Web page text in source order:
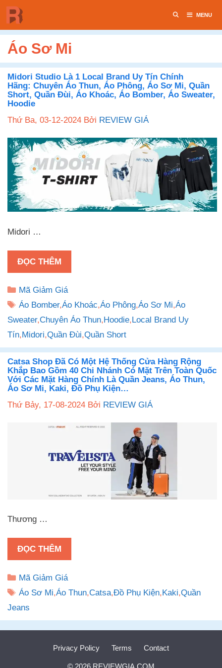
Chuyển
đến
nội
dung
MENU
Áo Sơ Mi
Midori Studio Là 1 Local Brand Uy Tín Chính
Hãng: Chuyên Áo Thun, Áo Phông, Áo Sơ Mi, Quần
Short, Quần Đùi, Áo Khoác, Áo Bomber, Áo Sweater,
Hoodie
Thứ Ba, 03-12-2024 Bởi REVIEW GIÁ
Midori …
ĐỌC THÊM
Danh
mục
Mã Giảm Giá
Thẻ
Áo Bomber,Áo Khoác,Áo Phông,Áo Sơ Mi,Áo
Sweater,Chuyên Áo Thun, Hoodie, Local Brand Uy
Tín,Midori,Quần Đùi,Quần Short
Catsa Shop Đã Có Một Hệ Thống Cửa Hàng Rộng
Khắp Bao Gồm 40 Chi Nhánh Có Mặt Trên Toàn Quốc
Với Các Mặt Hàng Chính Là Quần Jeans, Áo Thun,
Áo Sơ Mi, Kaki, Đồ Phụ Kiện…
Thứ Bảy, 17-08-2024 Bởi REVIEW GIÁ
Thương …
ĐỌC THÊM
Danh
mục
Mã Giảm Giá
Thẻ
Áo Sơ Mi,Áo Thun,Catsa,Đồ Phụ Kiện,Kaki,Quần
Jeans
Privacy Policy Terms Contact
© 2026 REVIEWGIA.COM